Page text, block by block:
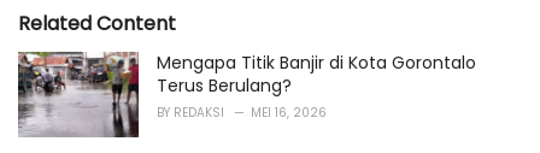
i
e
s
:
Related Content
Mengapa Titik Banjir di Kota Gorontalo
Terus Berulang?
BY REDAKSI MEI 16, 2026